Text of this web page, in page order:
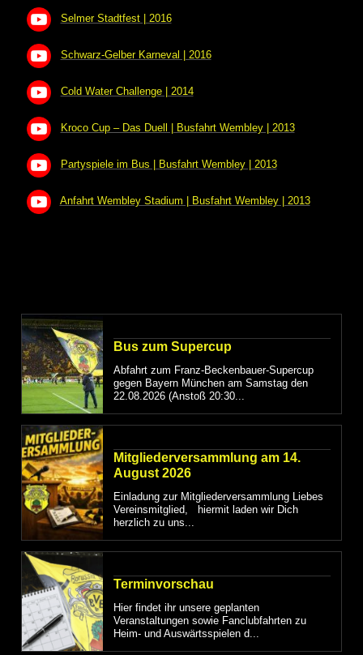
Selmer Stadtfest | 2016
Schwarz-Gelber Karneval | 2016
Cold Water Challenge | 2014
Kroco Cup – Das Duell | Busfahrt Wembley | 2013
Partyspiele im Bus | Busfahrt Wembley | 2013
Anfahrt Wembley Stadium | Busfahrt Wembley | 2013
Bus zum Supercup
Abfahrt zum Franz-Beckenbauer-Supercup
gegen Bayern München am Samstag den
22.08.2026 (Anstoß 20:30...
Mitgliederversammlung am 14.
August 2026
Einladung zur Mitgliederversammlung Liebes
Vereinsmitglied, hiermit laden wir Dich
herzlich zu uns...
Terminvorschau
Hier findet ihr unsere geplanten
Veranstaltungen sowie Fanclubfahrten zu
Heim- und Auswärtsspielen d...